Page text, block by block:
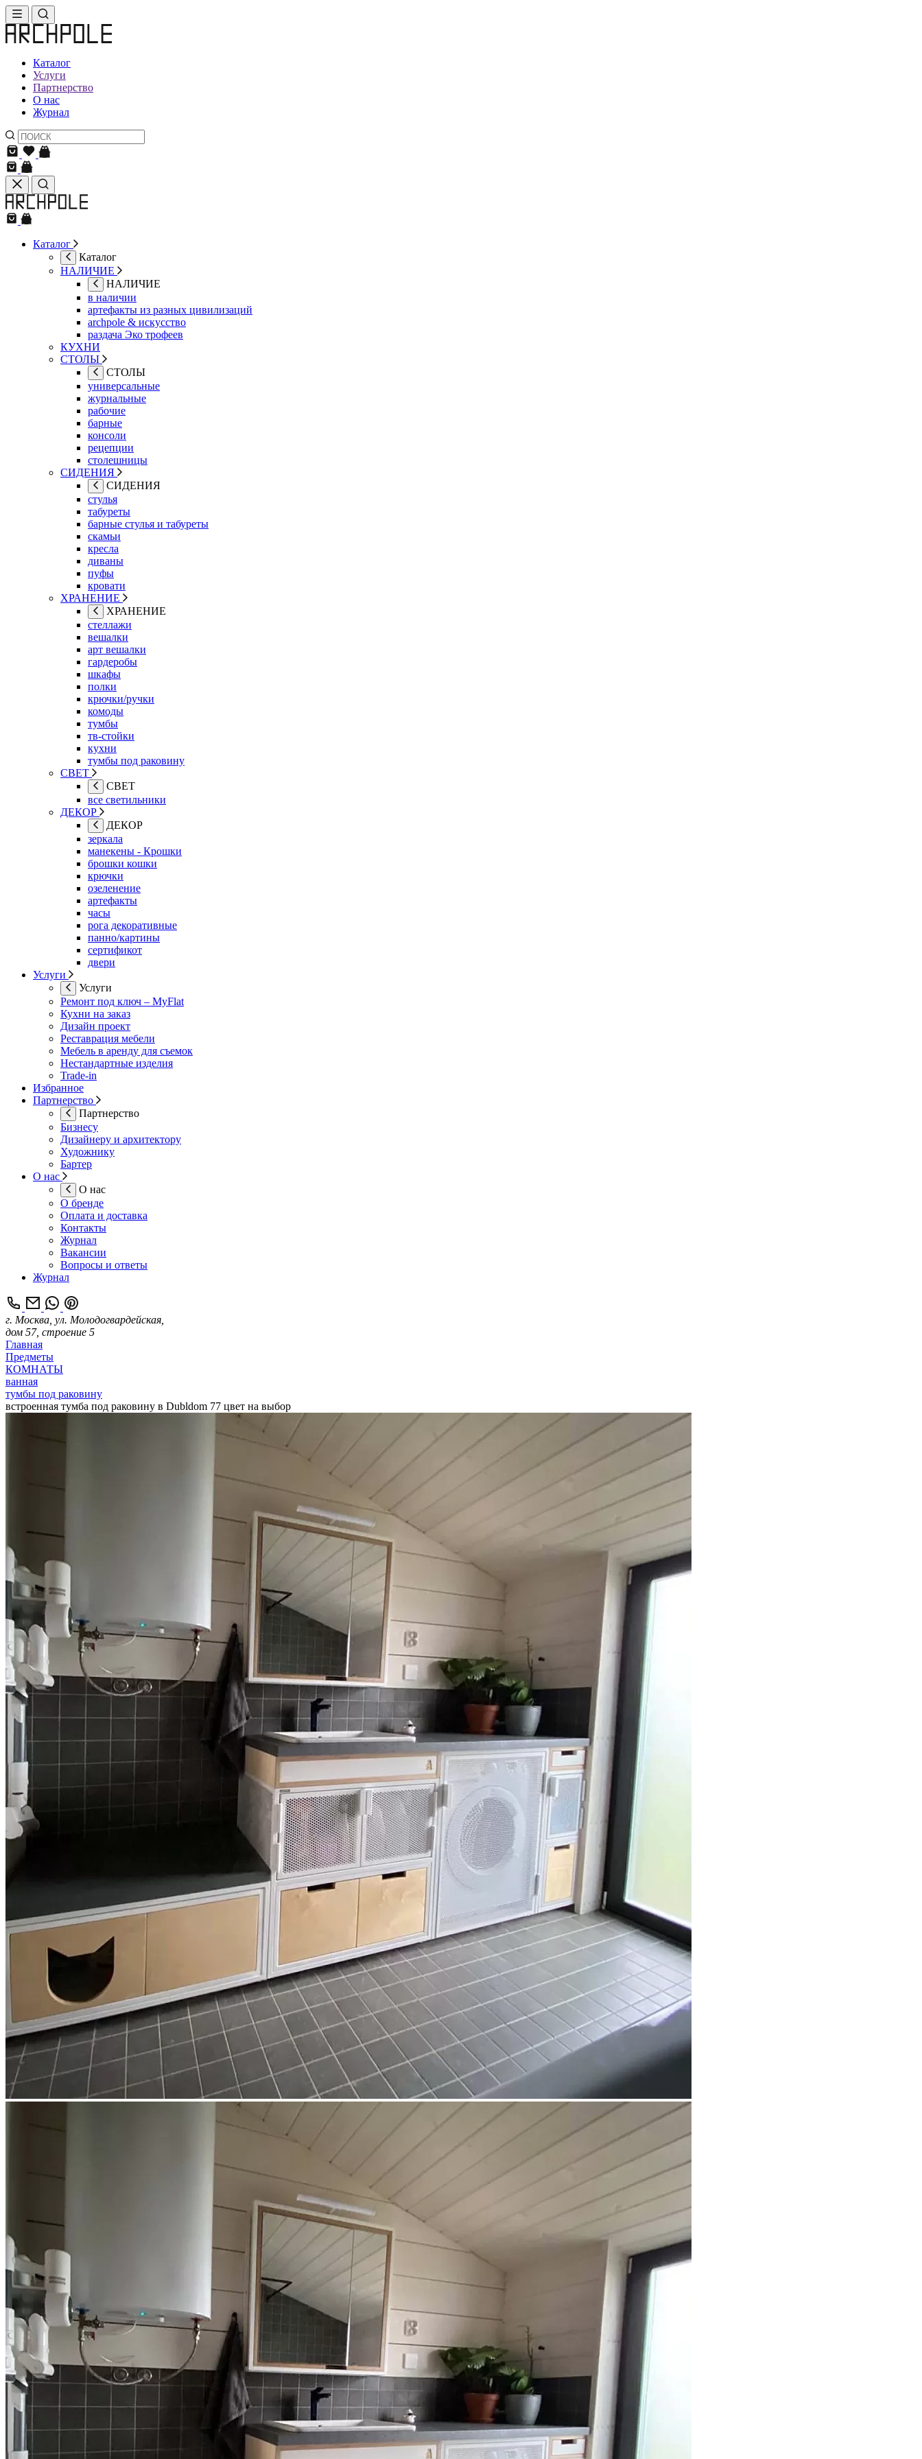
Каталог
Услуги
Партнерство
О нас
Журнал
Каталог
Каталог
НАЛИЧИЕ
НАЛИЧИЕ
в наличии
артефакты из разных цивилизаций
archpole & искусство
раздача Эко трофеев
КУХНИ
СТОЛЫ
СТОЛЫ
универсальные
журнальные
рабочие
барные
консоли
рецепции
столешницы
СИДЕНИЯ
СИДЕНИЯ
стулья
табуреты
барные стулья и табуреты
скамьи
кресла
диваны
пуфы
кровати
ХРАНЕНИЕ
ХРАНЕНИЕ
стеллажи
вешалки
арт вешалки
гардеробы
шкафы
полки
крючки/ручки
комоды
тумбы
тв-стойки
кухни
тумбы под раковину
СВЕТ
СВЕТ
все светильники
ДЕКОР
ДЕКОР
зеркала
манекены - Крошки
брошки кошки
крючки
озеленение
артефакты
часы
рога декоративные
панно/картины
сертификот
двери
Услуги
Услуги
Ремонт под ключ – MyFlat
Кухни на заказ
Дизайн проект
Реставрация мебели
Мебель в аренду для съемок
Нестандартные изделия
Trade-in
Избранное
Партнерство
Партнерство
Бизнесу
Дизайнеру и архитектору
Художнику
Бартер
О нас
О нас
О бренде
Оплата и доставка
Контакты
Журнал
Вакансии
Вопросы и ответы
Журнал
г. Москва, ул. Молодогвардейская,
дом 57, строение 5
Главная
Предметы
КОМНАТЫ
ванная
тумбы под раковину
встроенная тумба под раковину в Dubldom 77 цвет на выбор